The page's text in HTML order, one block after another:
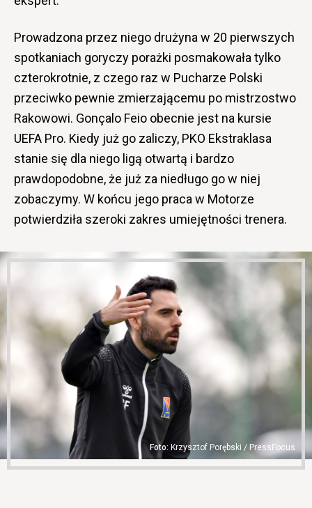
Prowadzona przez niego drużyna w 20 pierwszych
spotkaniach goryczy porażki posmakowała tylko
czterokrotnie, z czego raz w Pucharze Polski
przeciwko pewnie zmierzającemu po mistrzostwo
Rakowowi. Gonçalo Feio obecnie jest na kursie
UEFA Pro. Kiedy już go zaliczy, PKO Ekstraklasa
stanie się dla niego ligą otwartą i bardzo
prawdopodobne, że już za niedługo go w niej
zobaczymy. W końcu jego praca w Motorze
potwierdziła szeroki zakres umiejętności trenera.
Krzysztof Porębski / PressFocus